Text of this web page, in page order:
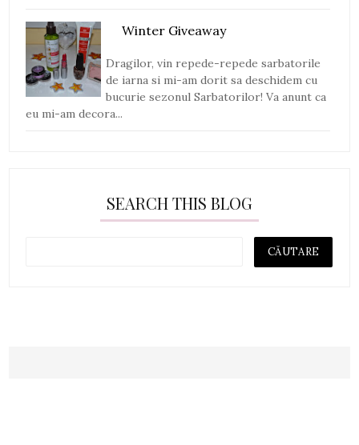
Winter Giveaway
Dragilor, vin repede-repede sarbatorile
de iarna si mi-am dorit sa deschidem cu
bucurie sezonul Sarbatorilor! Va anunt ca
eu mi-am decora...
SEARCH THIS BLOG